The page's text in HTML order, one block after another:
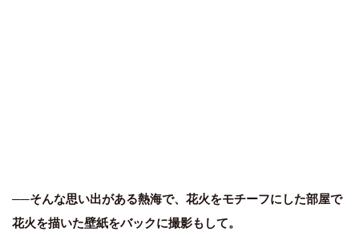
──そんな思い出がある熱海で、花火をモチーフにした部屋で
花火を描いた壁紙をバックに撮影もして。